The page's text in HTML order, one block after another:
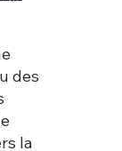
des
la